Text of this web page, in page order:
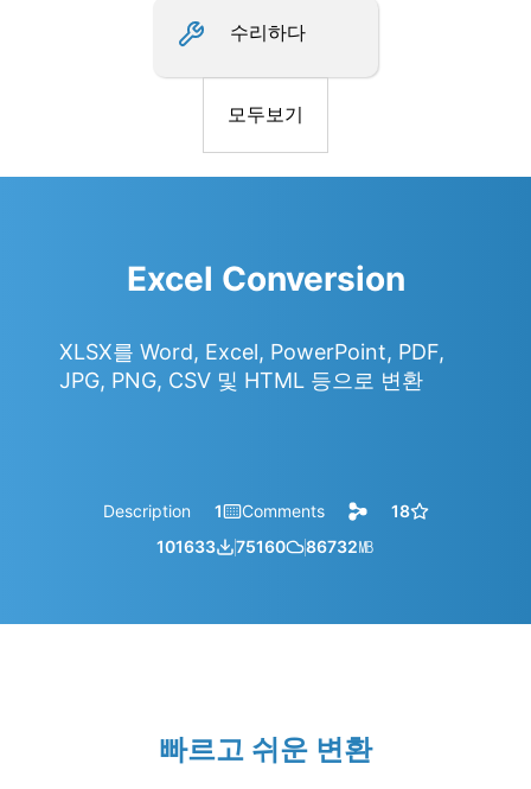
수리하다
모두보기
Excel Conversion
XLSX를 Word, Excel, PowerPoint, PDF,
JPG, PNG, CSV 및 HTML 등으로 변환
Description 1 Comments
18
101633
75160 86732㎆︎
빠르고 쉬운 변환